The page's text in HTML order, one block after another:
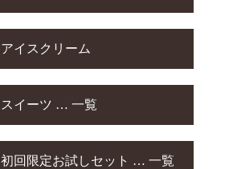
アイスクリーム
スイーツ … 一覧
初回限定お試しセット … 一覧